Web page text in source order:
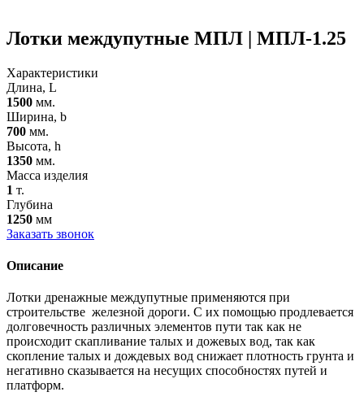
Лотки междупутные МПЛ | МПЛ-1.25
Характеристики
Длина, L
1500 мм.
Ширина, b
700 мм.
Высота, h
1350 мм.
Масса изделия
1 т.
Глубина
1250 мм
Заказать звонок
Описание
Лотки дренажные междупутные применяются при
строительстве железной дороги. С их помощью продлевается
долговечность различных элементов пути так как не
происходит скапливание талых и дожевых вод, так как
скопление талых и дождевых вод снижает плотность грунта и
негативно сказывается на несущих способностях путей и
платформ.